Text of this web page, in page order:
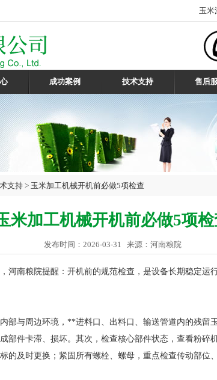
玉米
成功案例 技术支持 售后
支持 > 玉米加工机械开机前必做5项检查
米加工机械开机前必做5项
发布时间：2026-03-31 来源：河南粮院
河南粮院提醒：开机前的规范检查，是设备长期稳定运
部与周边环境，**进料口、出料口、输送管道内的残留
部件卡滞、损坏。其次，检查核心部件状态，查看粉碎
的及时更换；紧固所有螺栓、螺母，重点检查传动部位